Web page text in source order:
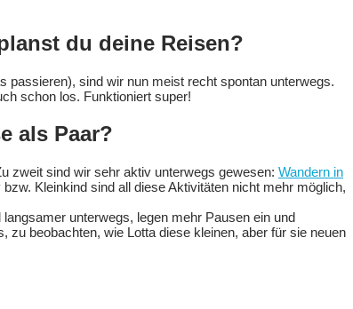
du deine Reisen?
passieren), sind wir nun meist recht spontan unterwegs.
schon los. Funktioniert super!
als Paar?
zweit sind wir sehr aktiv unterwegs gewesen: Wandern in
Kleinkind sind all diese Aktivitäten nicht mehr möglich,
unterwegs, legen mehr Pausen ein und
beobachten, wie Lotta diese kleinen, aber für sie neuen